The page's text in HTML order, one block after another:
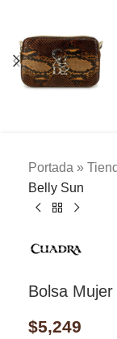
Portada »
Belly Sun
Bolsa
$5,249